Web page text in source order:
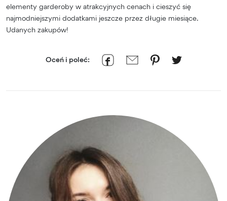
elementy garderoby w atrakcyjnych cenach i cieszyć się
najmodniejszymi dodatkami jeszcze przez długie miesiące.
Udanych zakupów!
Oceń i poleć: